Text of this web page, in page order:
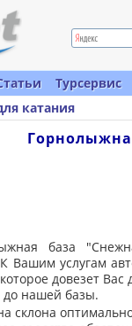
Турсервис
катания
база
Вашим услугам
довезет
до нашей базы.
склона